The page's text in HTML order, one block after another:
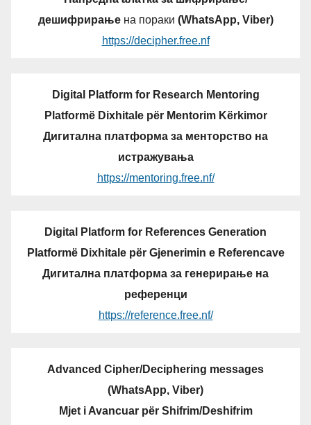
дешифрирањена пораки (WhatsApp, Viber)
https://decipher.free.nf
Digital Platform for Research Mentoring
Platformë Dixhitale për Mentorim Kërkimor
Дигитална платформа за менторство на
истражувања
https://mentoring.free.nf/
Digital Platform for References Generation
Platformë Dixhitale për Gjenerimin e Referencave
Дигитална платформа за генерирање на
референци
https://reference.free.nf/
Advanced Cipher/Deciphering messages
(WhatsApp, Viber)
Mjet i Avancuar për Shifrim/Deshifrim